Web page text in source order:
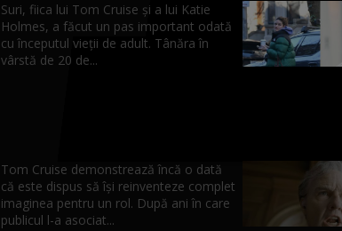
Suri, fiica lui Tom Cruise și a lui Katie
Holmes, a făcut un pas important odată
cu începutul vieții de adult. Tânăra în
vârstă de 20 de...
Tom Cruise demonstrează încă o dată
că este dispus să își reinventeze complet
imaginea pentru un rol. După ani în care
publicul l-a asociat...